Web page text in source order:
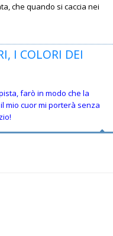
che quando si caccia nei
I COLORI DEI
farò in modo che la
mio cuor mi porterà senza